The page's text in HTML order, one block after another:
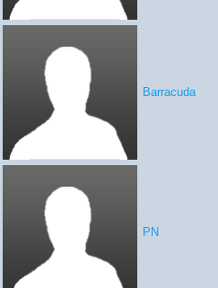
Barracuda
PN